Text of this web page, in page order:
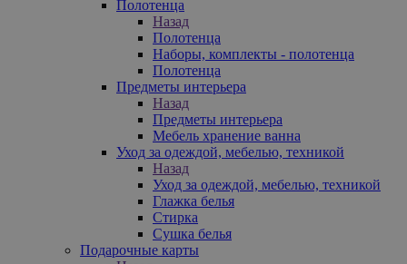
Полотенца
Назад
Полотенца
Наборы, комплекты - полотенца
Полотенца
Предметы интерьера
Назад
Предметы интерьера
Мебель хранение ванна
Уход за одеждой, мебелью, техникой
Назад
Уход за одеждой, мебелью, техникой
Глажка белья
Стирка
Сушка белья
Подарочные карты